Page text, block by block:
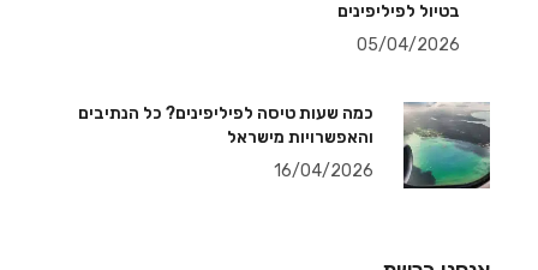
בטיול לפיליפינים
05/04/2026
כמה שעות טיסה לפיליפינים? כל הנתיבים
והאפשרויות מישראל
16/04/2026